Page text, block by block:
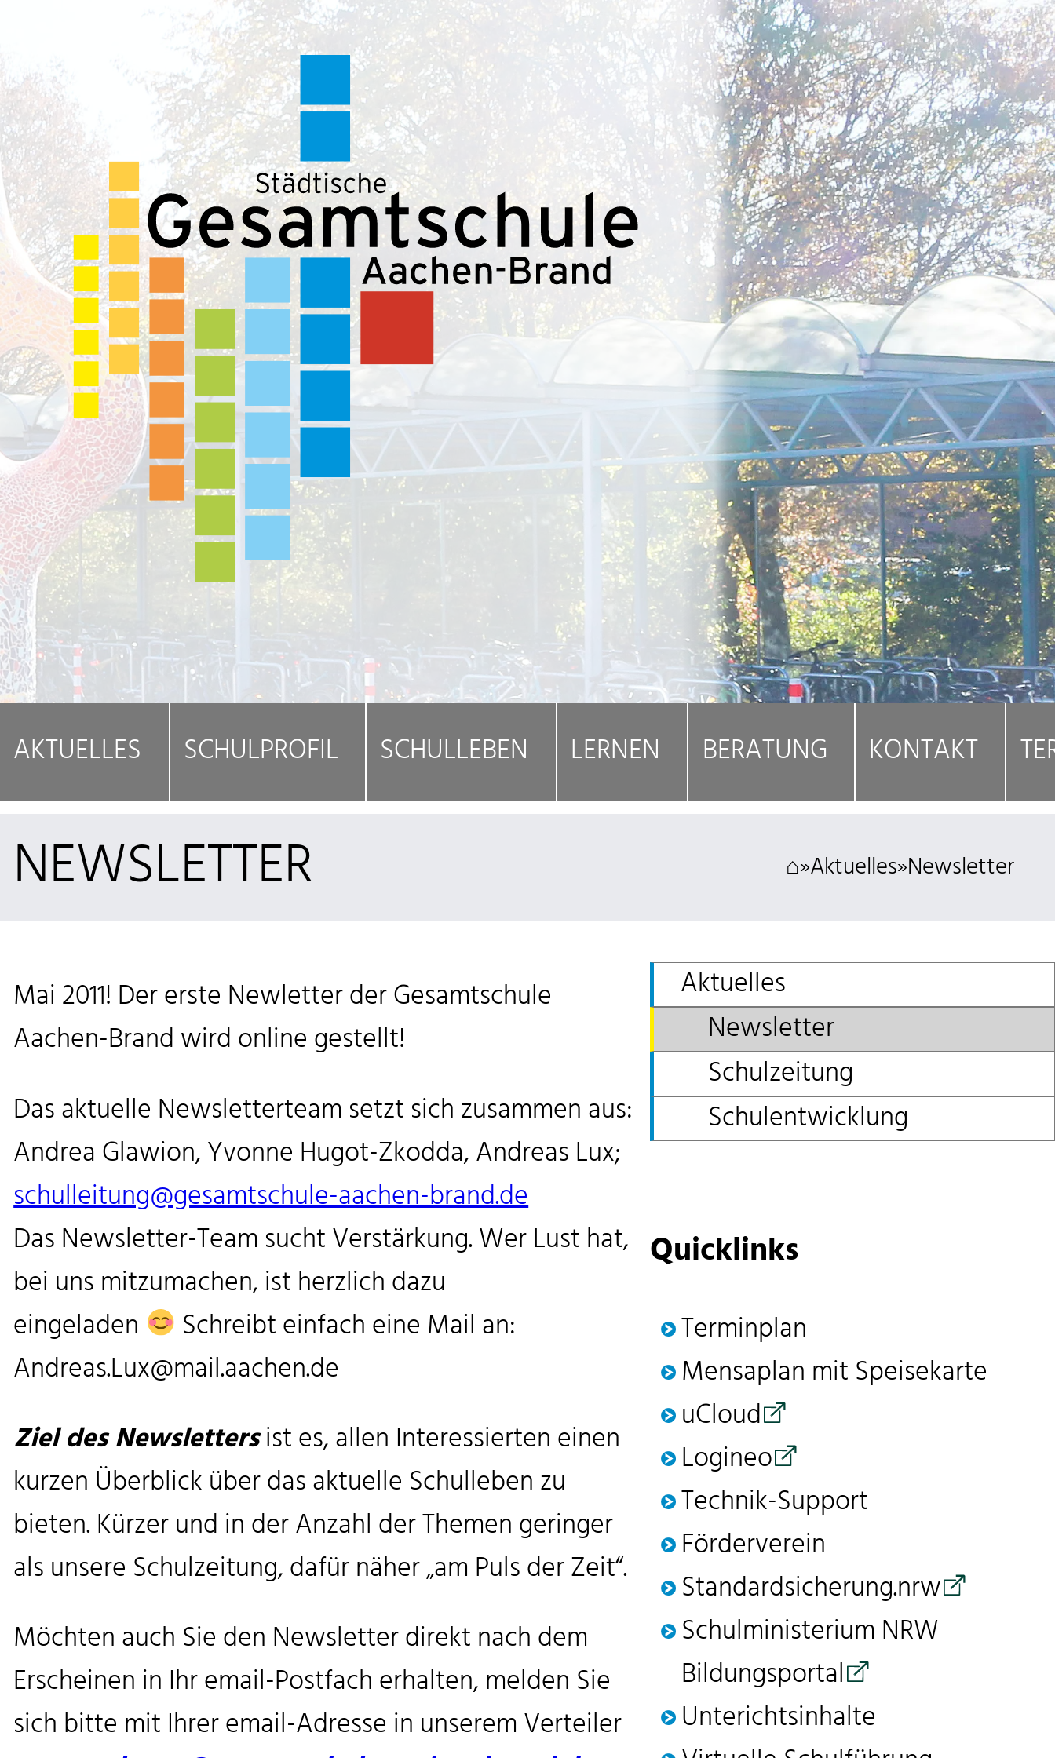
AKTUELLES SCHULPROFIL SCHULLEBEN LERNEN BERATUNG KONTAKT
NEWSLETTER ⌂»Aktuelles»Newsletter
Mai 2011! Der erste Newletter der Gesamtschule
Aachen-Brand wird online gestellt!
Das aktuelle Newsletterteam setzt sich zusammen aus:
Andrea Glawion, Yvonne Hugot-Zkodda, Andreas Lux;
schulleitung@gesamtschule-aachen-brand.de
Das Newsletter-Team sucht Verstärkung. Wer Lust hat,
bei uns mitzumachen, ist herzlich dazu
eingeladen
Schreibt einfach eine Mail an:
Andreas.Lux@mail.aachen.de
Ziel des Newslettersist es, allen Interessierten einen
kurzen Überblick über das aktuelle Schulleben zu
bieten. Kürzer und in der Anzahl der Themen geringer
als unsere Schulzeitung, dafür näher „am Puls der Zeit“.
Möchten auch Sie den Newsletter direkt nach dem
Erscheinen in Ihr email-Postfach erhalten, melden Sie
sich bitte mit Ihrer email-Adresse in unserem Verteiler
Aktuelles
Newsletter
Schulzeitung
Schulentwicklung
Quicklinks
Terminplan
Mensaplan mit Speisekarte
uCloud
Logineo
Technik-Support
Förder­verein
Standardsicherung.nrw
Schulministerium NRW
Bildungsportal
Unterichtsinhalte